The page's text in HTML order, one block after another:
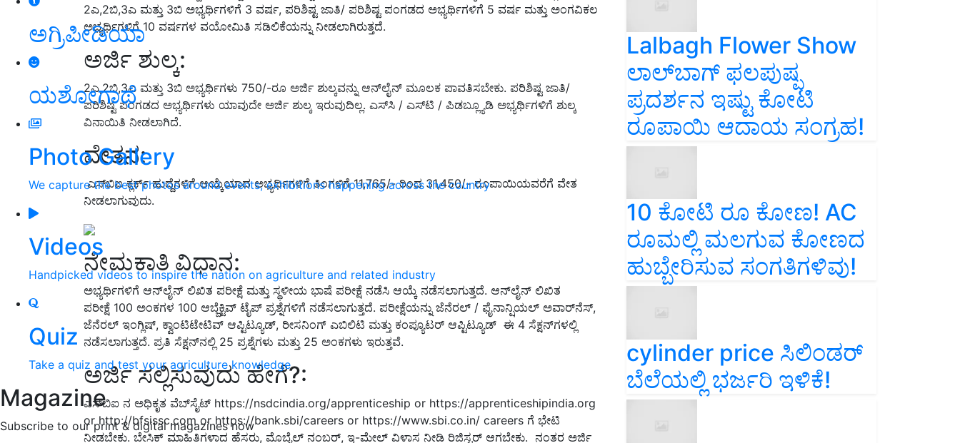
ಅಗ್ರಿಪೀಡಿಯಾ
ಯಶೋಗಾಥೆ
Photo Gallery
We capture the best photos around events, exhibitions happening across the country
Videos
Handpicked videos to inspire the nation on agriculture and related industry
Quiz
Take a quiz and test your agriculture knowledge
Magazine
Subscribe to our print & digital magazines now
2ಎ,2ಬಿ,3ಎ ಮತ್ತು 3ಬಿ ಅಭ್ಯರ್ಥಿಗಳಿಗೆ 3 ವರ್ಷ, ಪರಿಶಿಷ್ಟ ಜಾತಿ/ ಪರಿಶಿಷ್ಟ ಪಂಗಡದ ಅಭ್ಯರ್ಥಿಗಳಿಗೆ 5 ವರ್ಷ ಮತ್ತು ಅಂಗವಿಕಲ
ಅಭ್ಯರ್ಥಿಗಳಿಗೆ 10 ವರ್ಷಗಳ ವಯೋಮಿತಿ ಸಡಿಲಿಕೆಯನ್ನು ನೀಡಲಾಗಿರುತ್ತದೆ.
ಅರ್ಜಿ ಶುಲ್ಕ:
2ಎ,2ಬಿ,3ಎ ಮತ್ತು 3ಬಿ ಅಭ್ಯರ್ಥಿಗಳು 750/-ರೂ ಅರ್ಜಿ ಶುಲ್ಕವನ್ನು ಆನ್‌ಲೈನ್ ಮೂಲಕ ಪಾವತಿಸಬೇಕು. ಪರಿಶಿಷ್ಟ ಜಾತಿ/
ಪರಿಶಿಷ್ಟ ಪಂಗಡದ ಅಭ್ಯರ್ಥಿಗಳು ಯಾವುದೇ ಅರ್ಜಿ ಶುಲ್ಕ ಇರುವುದಿಲ್ಲ. ಎಸ್‌ಸಿ / ಎಸ್‌ಟಿ / ಪಿಡಬ್ಲ್ಯೂಡಿ ಅಭ್ಯರ್ಥಿಗಳಿಗೆ ಶುಲ್ಕ
ವಿನಾಯಿತಿ ನೀಡಲಾಗಿದೆ.
ವೇತನ:
ಎಸ್‌ಬಿಐ ಕ್ಲರ್ಕ್ ಹುದ್ದೆಗಳಿಗೆ ಆಯ್ಕೆಯಾದ ಅಭ್ಯರ್ಥಿಗಳಿಗೆ ತಿಂಗಳಿಗೆ 11,765/- ರಿಂದ 31,450/- ರೂಪಾಯಿಯವರೆಗೆ ವೇತ
ನೀಡಲಾಗುವುದು.
ನೇಮಕಾತಿ ವಿಧಾನ:
ಅಭ್ಯರ್ಥಿಗಳಿಗೆ ಆನ್‌ಲೈನ್ ಲಿಖಿತ ಪರೀಕ್ಷೆ ಮತ್ತು ಸ್ಥಳೀಯ ಭಾಷೆ ಪರೀಕ್ಷೆ ನಡೆಸಿ ಆಯ್ಕೆ ನಡೆಸಲಾಗುತ್ತದೆ. ಆನ್‌ಲೈನ್ ಲಿಖಿತ
ಪರೀಕ್ಷೆ 100 ಅಂಕಗಳ 100 ಆಬ್ಜೆಕ್ಟಿವ್ ಟೈಪ್‌ ಪ್ರಶ್ನೆಗಳಿಗೆ ನಡೆಸಲಾಗುತ್ತದೆ. ಪರೀಕ್ಷೆಯನ್ನು ಜೆನೆರಲ್ / ಫೈನಾನ್ಷಿಯಲ್ ಅವಾರ್‌ನೆಸ್,
ಜೆನೆರಲ್ ಇಂಗ್ಲಿಷ್, ಕ್ವಾಂಟಿಟೇಟಿವ್ ಆಪ್ಟಿಟ್ಯೂಡ್, ರೀಸನಿಂಗ್ ಎಬಿಲಿಟಿ ಮತ್ತು ಕಂಪ್ಯೂಟರ್ ಆಪ್ಟಿಟ್ಯೂಡ್ ಈ 4 ಸೆಕ್ಷನ್‌ಗಳಲ್ಲಿ
ನಡೆಸಲಾಗುತ್ತದೆ. ಪ್ರತಿ ಸೆಕ್ಷನ್‌ನಲ್ಲಿ 25 ಪ್ರಶ್ನೆಗಳು ಮತ್ತು 25 ಅಂಕಗಳು ಇರುತ್ತವೆ.
ಅರ್ಜಿ ಸಲ್ಲಿಸುವುದು ಹೇಗೆ?:
ಎಸ್‌ಬಿಐ ನ ಅಧಿಕೃತ ವೆಬ್‌ಸೈಟ್‌ https://nsdcindia.org/apprenticeship or https://apprenticeshipindia.org
or http://bfsissc.com or https://bank.sbi/careers or https://www.sbi.co.in/ careers ಗೆ ಭೇಟಿ
ನೀಡಬೇಕು. ಬೇಸಿಕ್ ಮಾಹಿತಿಗಳಾದ ಹೆಸರು, ಮೊಬೈಲ್‌ ನಂಬರ್, ಇ-ಮೇಲ್ ವಿಳಾಸ ನೀಡಿ ರಿಜಿಸ್ಟರ್ ಆಗಬೇಕು. ನಂತರ ಅರ್ಜಿ
Lalbagh Flower Show
ಲಾಲ್‌ಬಾಗ್ ಫಲಪುಷ್ಪ
ಪ್ರದರ್ಶನ ಇಷ್ಟು ಕೋಟಿ
ರೂಪಾಯಿ ಆದಾಯ ಸಂಗ್ರಹ!
10 ಕೋಟಿ ರೂ ಕೋಣ! AC
ರೂಮಲ್ಲಿ ಮಲಗುವ ಕೋಣದ
ಹುಬ್ಬೇರಿಸುವ ಸಂಗತಿಗಳಿವು!
cylinder price ಸಿಲಿಂಡರ್‌
ಬೆಲೆಯಲ್ಲಿ ಭರ್ಜರಿ ಇಳಿಕೆ!